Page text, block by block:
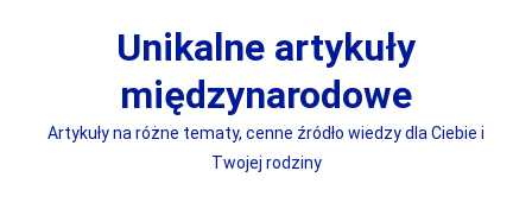
Unikalne artykuły
międzynarodowe
Artykuły na różne tematy, cenne źródło wiedzy dla Ciebie i
Twojej rodziny